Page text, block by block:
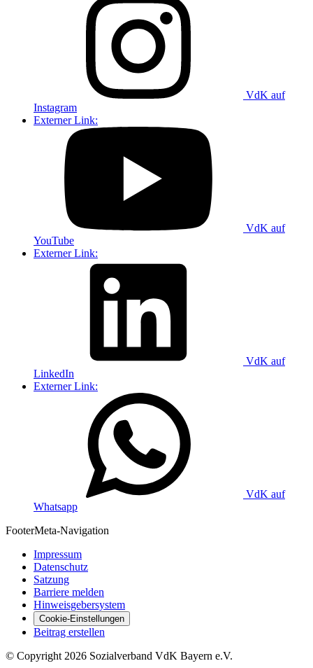
VdK auf
Instagram
Externer Link:
VdK auf
YouTube
Externer Link:
VdK auf
LinkedIn
Externer Link:
VdK auf
Whatsapp
FooterMeta-Navigation
Impressum
Datenschutz
Satzung
Barriere melden
Hinweisgebersystem
Cookie-Einstellungen
Beitrag erstellen
© Copyright 2026 Sozialverband VdK Bayern e.V.